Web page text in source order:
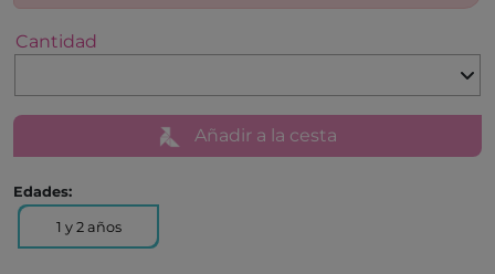
Cantidad
Añadir a la cesta
Edades:
1 y 2 años